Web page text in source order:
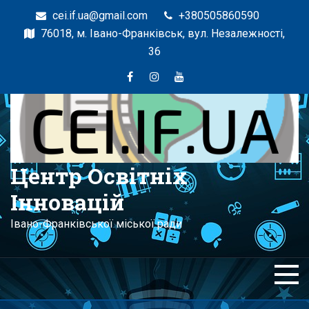
cei.if.ua@gmail.com
+380505860590
76018, м. Івано-Франківськ, вул. Незалежності,
36
Центр Освітніх
Інновацій
Івано-Франківської міської ради